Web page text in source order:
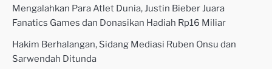
Mengalahkan Para Atlet Dunia, Justin Bieber Juara
Fanatics Games dan Donasikan Hadiah Rp16 Miliar
Hakim Berhalangan, Sidang Mediasi Ruben Onsu dan
Sarwendah Ditunda